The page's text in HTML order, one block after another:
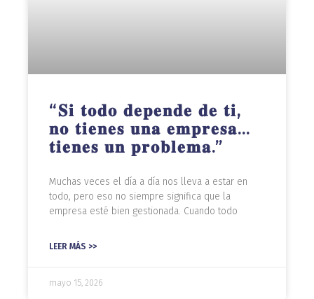
“𝐒𝐢 𝐭𝐨𝐝𝐨 𝐝𝐞𝐩𝐞𝐧𝐝𝐞 𝐝𝐞 𝐭𝐢,
𝐧𝐨 𝐭𝐢𝐞𝐧𝐞𝐬 𝐮𝐧𝐚 𝐞𝐦𝐩𝐫𝐞𝐬𝐚…
𝐭𝐢𝐞𝐧𝐞𝐬 𝐮𝐧 𝐩𝐫𝐨𝐛𝐥𝐞𝐦𝐚.”
Muchas veces el día a día nos lleva a estar en
todo, pero eso no siempre significa que la
empresa esté bien gestionada. Cuando todo
LEER MÁS >>
mayo 15, 2026